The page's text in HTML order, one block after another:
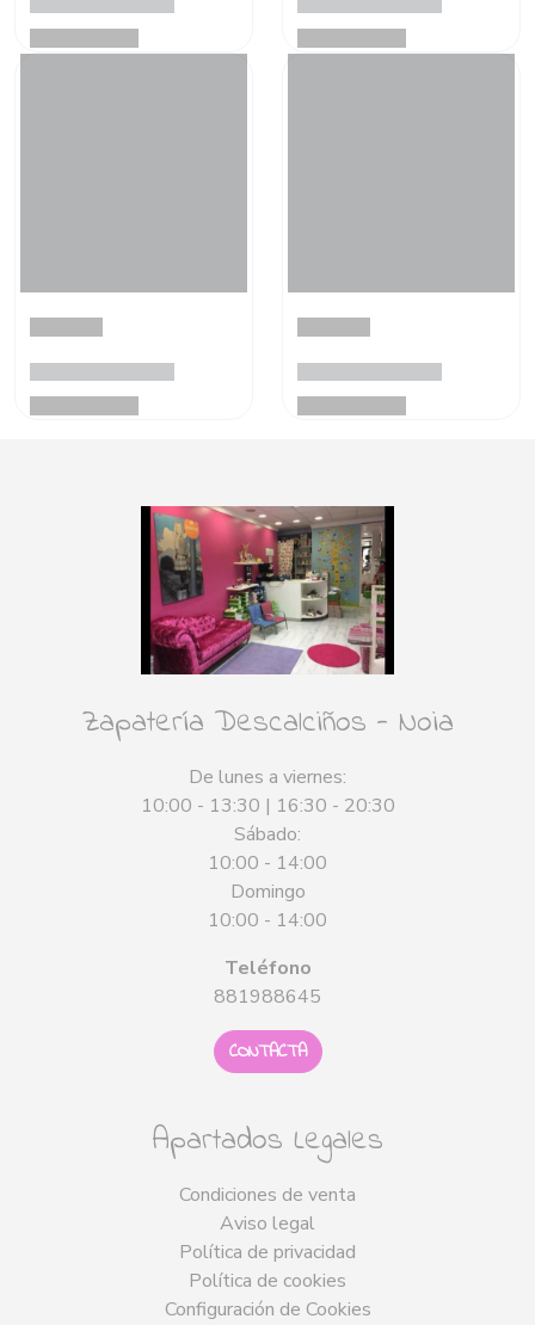
Zapatería Descalciños - Noia
De lunes a viernes:
10:00 - 13:30 | 16:30 - 20:30
Sábado:
10:00 - 14:00
Domingo
10:00 - 14:00
Teléfono
881988645
CONTACTA
Apartados Legales
Condiciones de venta
Aviso legal
Política de privacidad
Política de cookies
Configuración de Cookies